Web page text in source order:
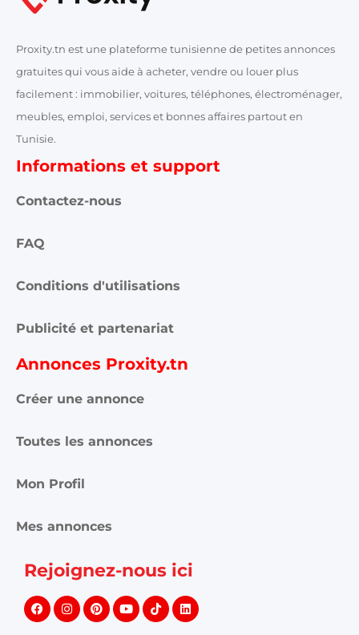
Proxity.tn est une plateforme tunisienne de petites annonces
gratuites qui vous aide à acheter, vendre ou louer plus
facilement : immobilier, voitures, téléphones, électroménager,
meubles, emploi, services et bonnes affaires partout en
Tunisie.
Informations et support
Contactez-nous
FAQ
Conditions d'utilisations
Publicité et partenariat
Annonces Proxity.tn
Créer une annonce
Toutes les annonces
Mon Profil
Mes annonces
Rejoignez-nous ici